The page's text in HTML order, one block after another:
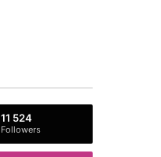
11 524
Followers